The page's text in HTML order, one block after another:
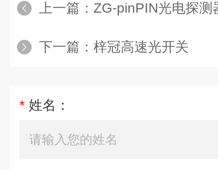
上一篇： ZG-pinPIN光电探测
下一篇： 梓冠高速光开关
* 姓名：